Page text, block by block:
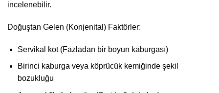
incelenebilir.
Doğuştan Gelen (Konjenital) Faktörler:
Servikal kot (Fazladan bir boyun kaburgası)
Birinci kaburga veya köprücük kemiğinde şekil
bozukluğu